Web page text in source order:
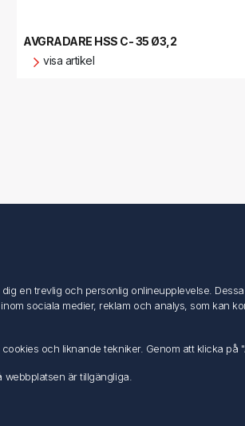
AVGRADARE HSS C- 35 Ø3,2
visa artikel
Mina
en trevlig och personlig onlineupplevelse.
sociala medier, reklam och analys, som kan
och liknande tekniker. Genom att klicka
webbplatsen är tillgängliga.